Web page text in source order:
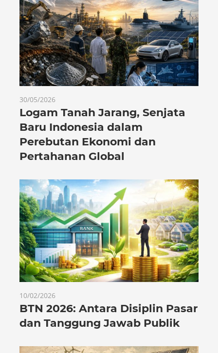
30/05/2026
Logam Tanah Jarang, Senjata
Baru Indonesia dalam
Perebutan Ekonomi dan
Pertahanan Global
10/02/2026
BTN 2026: Antara Disiplin Pasar
dan Tanggung Jawab Publik